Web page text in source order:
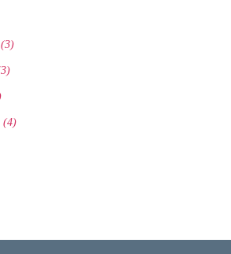
(3)
(4)